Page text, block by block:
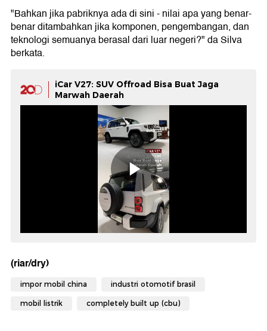
"Bahkan jika pabriknya ada di sini - nilai apa yang benar-
benar ditambahkan jika komponen, pengembangan, dan
teknologi semuanya berasal dari luar negeri?" da Silva
berkata.
iCar V27: SUV Offroad Bisa Buat Jaga
Marwah Daerah
(riar/dry)
impor mobil china industri otomotif brasil
mobil listrik completely built up (cbu)